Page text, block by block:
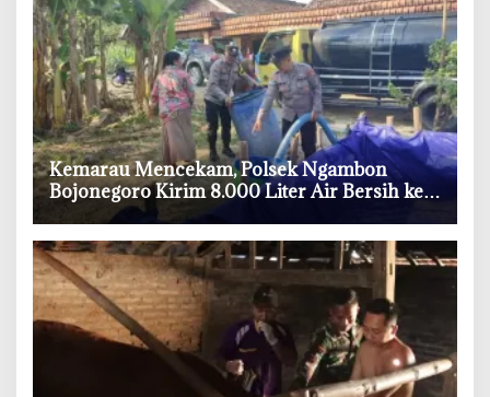
‎Kemarau Mencekam, Polsek Ngambon
Bojonegoro Kirim 8.000 Liter Air Bersih ke
Warga Bondol